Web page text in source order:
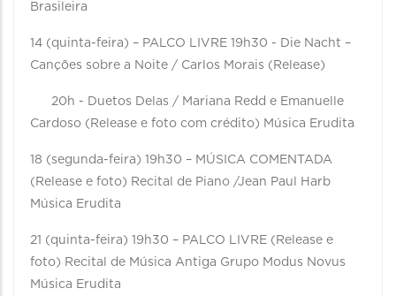
Brasileira
14 (quinta-feira) – PALCO LIVRE 19h30 - Die Nacht –
Canções sobre a Noite / Carlos Morais (Release)
20h - Duetos Delas / Mariana Redd e Emanuelle
Cardoso (Release e foto com crédito) Música Erudita
18 (segunda-feira) 19h30 – MÚSICA COMENTADA
(Release e foto) Recital de Piano /Jean Paul Harb
Música Erudita
21 (quinta-feira) 19h30 – PALCO LIVRE (Release e
foto) Recital de Música Antiga Grupo Modus Novus
Música Erudita